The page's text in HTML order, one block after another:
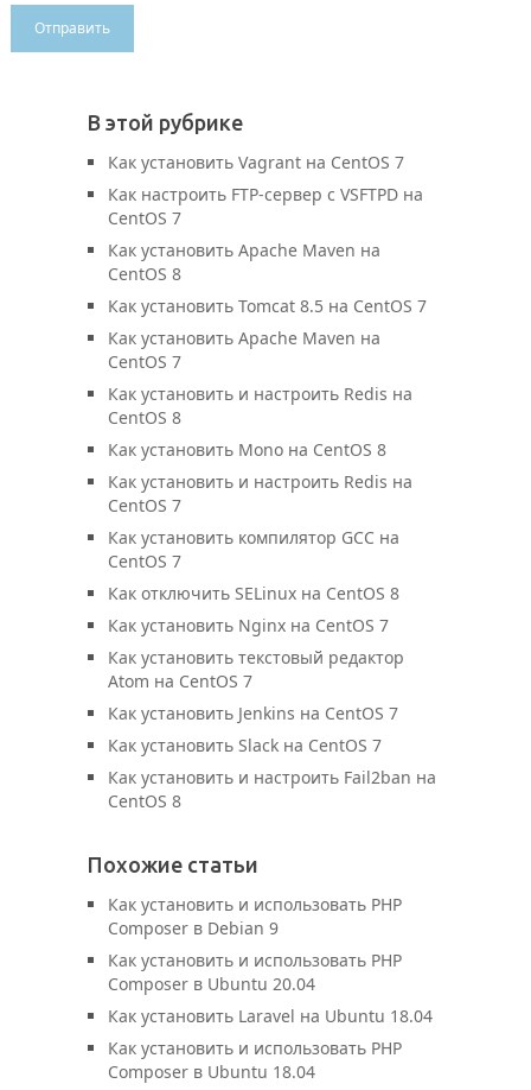
В этой рубрике
Как установить Vagrant на CentOS 7
Как настроить FTP-сервер с VSFTPD на
CentOS 7
Как установить Apache Maven на
CentOS 8
Как установить Tomcat 8.5 на CentOS 7
Как установить Apache Maven на
CentOS 7
Как установить и настроить Redis на
CentOS 8
Как установить Mono на CentOS 8
Как установить и настроить Redis на
CentOS 7
Как установить компилятор GCC на
CentOS 7
Как отключить SELinux на CentOS 8
Как установить Nginx на CentOS 7
Как установить текстовый редактор
Atom на CentOS 7
Как установить Jenkins на CentOS 7
Как установить Slack на CentOS 7
Как установить и настроить Fail2ban на
CentOS 8
Похожие статьи
Как установить и использовать PHP
Composer в Debian 9
Как установить и использовать PHP
Composer в Ubuntu 20.04
Как установить Laravel на Ubuntu 18.04
Как установить и использовать PHP
Composer в Ubuntu 18.04